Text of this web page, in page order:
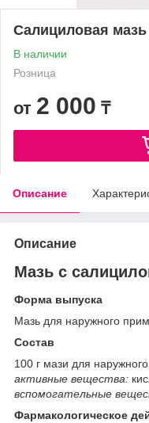
Салициловая мазь
В наличии
Розница
от 2 000 ₸
Описание
Описание
Мазь с
Форма выпуска
Мазь для наружного
Состав
100 г мази для
активные вещества:
вспомогательные
Фармакологическое